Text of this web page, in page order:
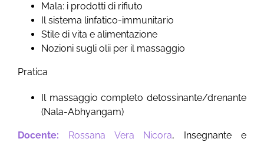
Mala: i prodotti di rifiuto
Il sistema linfatico-immunitario
Stile di vita e alimentazione
Nozioni sugli olii per il massaggio
Pratica
Il massaggio completo detossinante/drenante
(Nala-Abhyangam)
Docente: Rossana Vera Nicora, Insegnante e